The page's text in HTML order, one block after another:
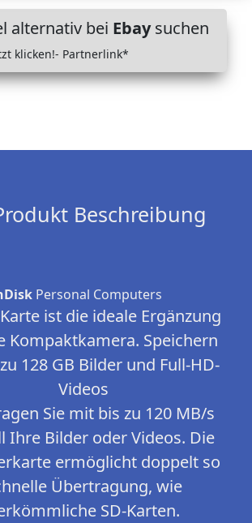
alternativ bei Ebaysuchen
klicken!- Partnerlink*
Beschreibung
Personal Computers
ist die ideale Ergänzung
Kompaktkamera. Speichern
128 GB Bilder und Full-HD-
Videos
Sie mit bis zu 120 MB/s
Ihre Bilder oder Videos. Die
ermöglicht doppelt so
Übertragung, wie
SD-Karten.